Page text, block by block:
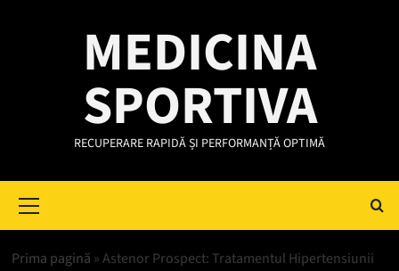
MEDICINA
SPORTIVA
RECUPERARE RAPIDĂ ȘI PERFORMANȚĂ OPTIMĂ
Menu
Prima pagină »Astenor Prospect: Tratamentul Hipertensiunii